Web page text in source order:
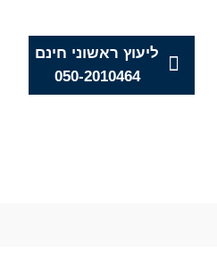
ליעוץ ראשוני חינם
050-2010464